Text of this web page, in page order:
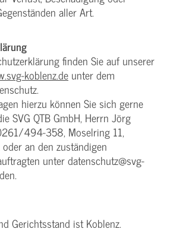
aller Art.
finden Sie auf unserer
koblenz.de unter dem
hierzu können Sie sich gerne
SVG QTB GmbH, Herrn Jörg
494-358, Moselring 11,
an den zuständigen
unter datenschutz@svg-
Gerichtsstand ist Koblenz.